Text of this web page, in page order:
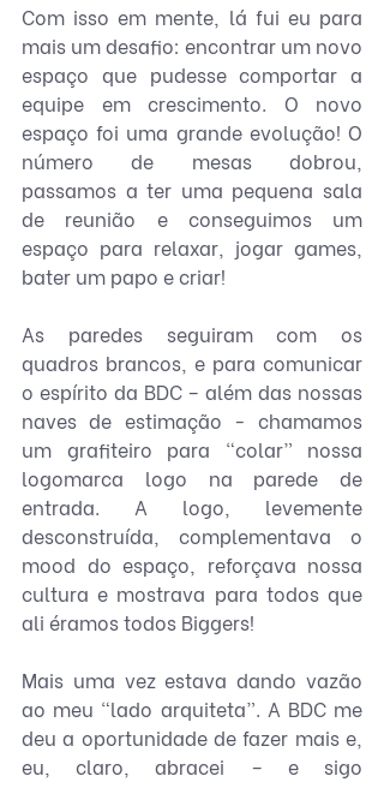
Com isso em mente, lá fui eu para
mais um desafio: encontrar um novo
espaço que pudesse comportar a
equipe em crescimento. O novo
espaço foi uma grande evolução! O
número de mesas dobrou,
passamos a ter uma pequena sala
de reunião e conseguimos um
espaço para relaxar, jogar games,
bater um papo e criar!
As paredes seguiram com os
quadros brancos, e para comunicar
o espírito da BDC – além das nossas
naves de estimação - chamamos
um grafiteiro para “colar” nossa
logomarca logo na parede de
entrada. A logo, levemente
desconstruída, complementava o
mood do espaço, reforçava nossa
cultura e mostrava para todos que
ali éramos todos Biggers!
Mais uma vez estava dando vazão
ao meu “lado arquiteta”. A BDC me
deu a oportunidade de fazer mais e,
eu, claro, abracei – e sigo